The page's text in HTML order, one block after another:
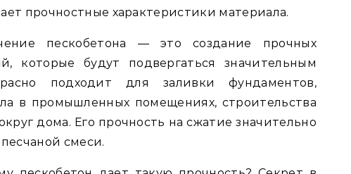
прочностные характеристики материала.
пескобетона — это создание прочных
которые будут подвергаться значительным
подходит для заливки фундаментов,
в промышленных помещениях, строительства
дома. Его прочность на сжатие значительно
смеси.